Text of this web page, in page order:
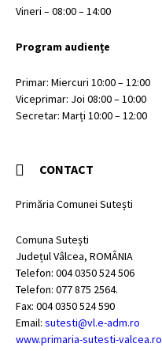
Vineri – 08:00 – 14:00
Program audiențe
Primar: Miercuri 10:00 – 12:00
Viceprimar: Joi 08:00 – 10:00
Secretar: Marți 10:00 – 12:00
CONTACT
Primăria Comunei Sutești
Comuna Sutești
Județul Vâlcea, ROMÂNIA
Telefon: 004 0350 524 506
Telefon: 077 875 2564.
Fax: 004 0350 524 590
Email: sutesti@vl.e-adm.ro
www.primaria-sutesti-valcea.ro